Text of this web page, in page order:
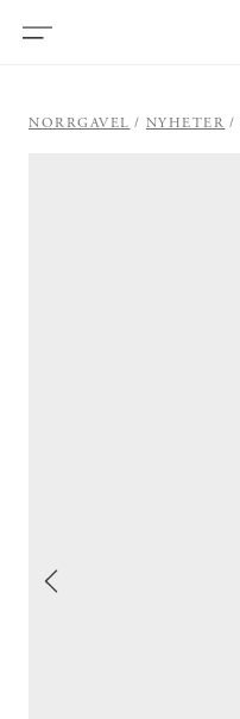
NORRGAVEL NYHETER